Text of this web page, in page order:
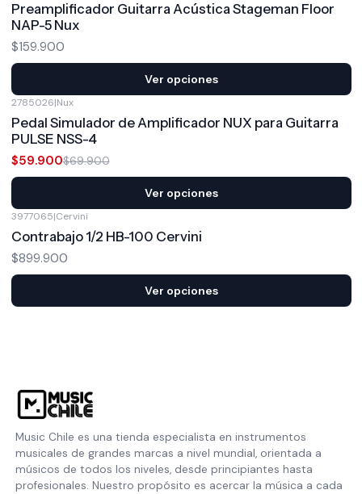
Preamplificador Guitarra Acústica Stageman Floor
NAP-5 Nux
$159.900
Ver opciones
2785026|Nux
Pedal Simulador de Amplificador NUX para Guitarra
PULSE NSS-4
$59.900$69.900
Ver opciones
3977065|Cervini
Contrabajo 1/2 HB-100 Cervini
$899.900
Ver opciones
Music Chile es una tienda especialista en instrumentos
musicales de grandes marcas a nivel mundial, orientada a
músicos de todos los niveles, desde principiantes hasta
profesionales. Nuestro propósito es acercar la música a cada